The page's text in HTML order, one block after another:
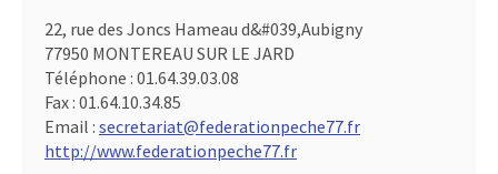
22, rue des Joncs Hameau d&#039,Aubigny
77950 MONTEREAU SUR LE JARD
Téléphone : 01.64.39.03.08
Fax : 01.64.10.34.85
Email : secretariat@federationpeche77.fr
http://www.federationpeche77.fr